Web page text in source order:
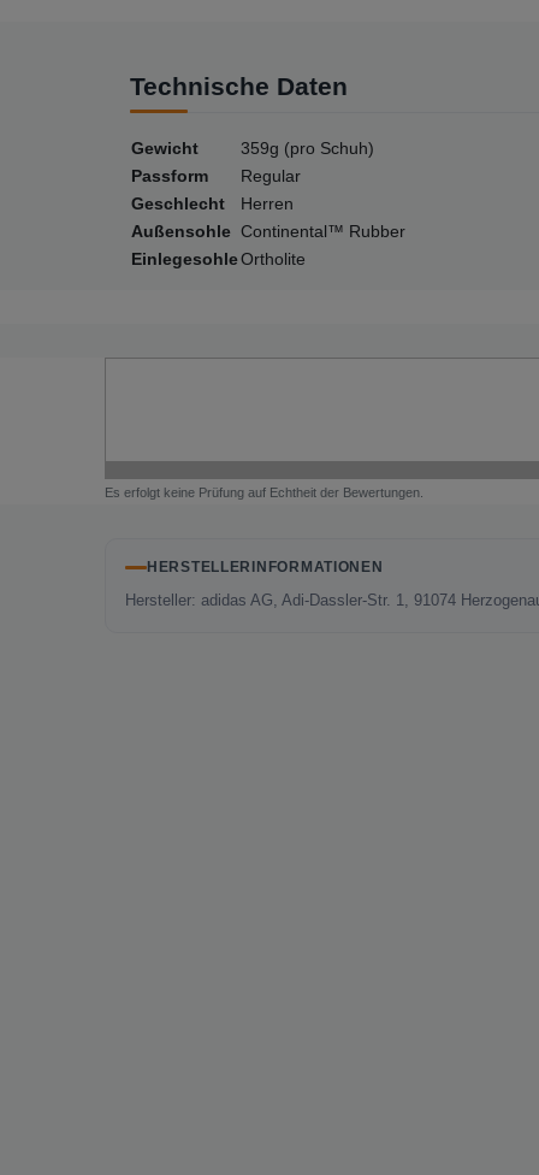
Technische Daten
Gewicht
359g (pro Schuh)
Passform
Regular
Geschlecht
Herren
Außensohle Continental™ Rubber
EinlegesohleOrtholite
Es erfolgt keine Prüfung auf Echtheit der Bewertungen.
HERSTELLERINFORMATIONEN
Hersteller: adidas AG, Adi-Dassler-Str. 1, 91074